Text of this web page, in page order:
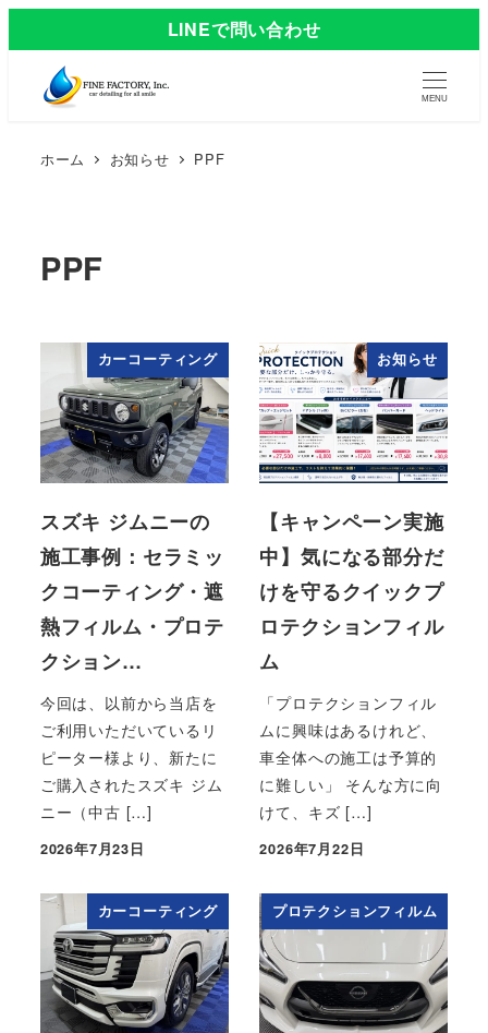
LINEで問い合わせ
MENU
ホーム お知らせ PPF
PPF
カーコーティング
スズキ ジムニーの
施工事例：セラミッ
クコーティング・遮
熱フィルム・プロテ
クション…
今回は、以前から当店を
ご利用いただいているリ
ピーター様より、新たに
ご購入されたスズキ ジム
ニー（中古 […]
投稿日
2026年7月23日
お知らせ
【キャンペーン実施
中】気になる部分だ
けを守るクイックプ
ロテクションフィル
ム
「プロテクションフィル
ムに興味はあるけれど、
車全体への施工は予算的
に難しい」 そんな方に向
けて、キズ […]
投稿日
2026年7月22日
カーコーティング プロテクションフィルム